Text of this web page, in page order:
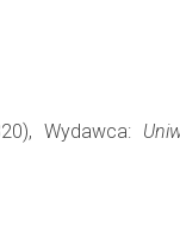
Wydawca: